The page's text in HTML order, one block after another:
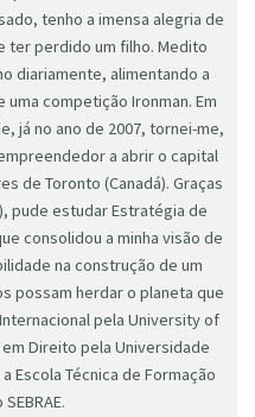
tenho a imensa alegria de
ter perdido um filho. Medito
diariamente, alimentando a
competição Ironman. Em
já no ano de 2007, tornei-me,
a abrir o capital
de Toronto (Canadá). Graças
pude estudar Estratégia de
consolidou a minha visão de
na construção de um
possam herdar o planeta que
pela University of
Direito pela Universidade
Escola Técnica de Formação